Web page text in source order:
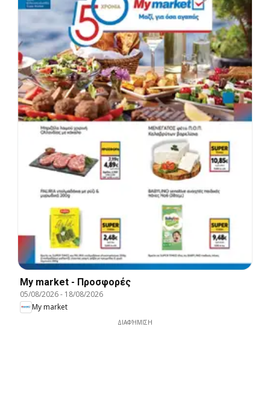
My market - Προσφορές
05/08/2026- 18/08/2026
My market
ΔΙΑΦΉΜΙΣΗ